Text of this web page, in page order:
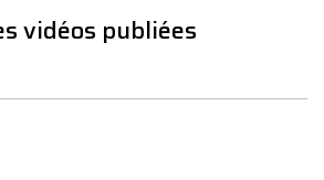
vidéos publiées